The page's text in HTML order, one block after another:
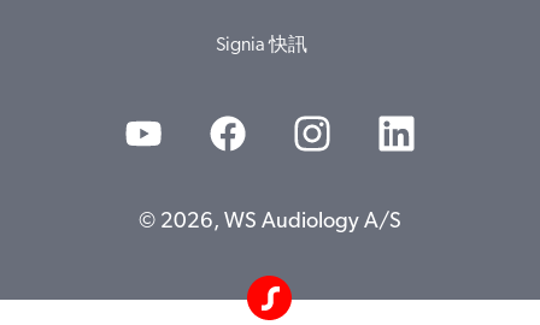
Signia 快訊
© 2026, WS Audiology A/S